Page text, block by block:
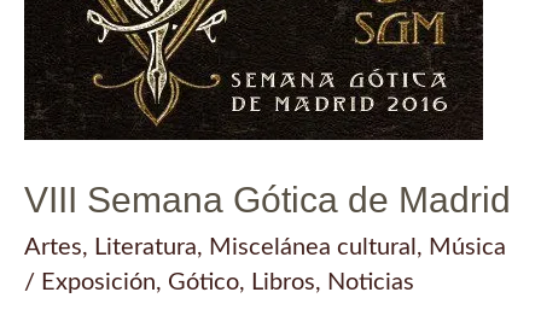
Irurzun
VIII Semana Gótica de Madrid
Artes, Literatura, Miscelánea cultural , Música
/ Exposición, Gótico, Libros, Noticias